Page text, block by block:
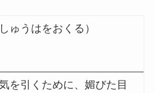
ゅうはをおくる）
を引くために、媚びた目